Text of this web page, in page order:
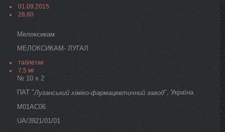
01.09.2015
28,60
Мелоксикам
МЕЛОКСИКАМ- ЛУГАЛ
таблетки
7,5 мг
№ 10 х 2
ПАТ "Луганський хіміко-фармацевтичний завод", Україна
M01AC06
UA/3921/01/01